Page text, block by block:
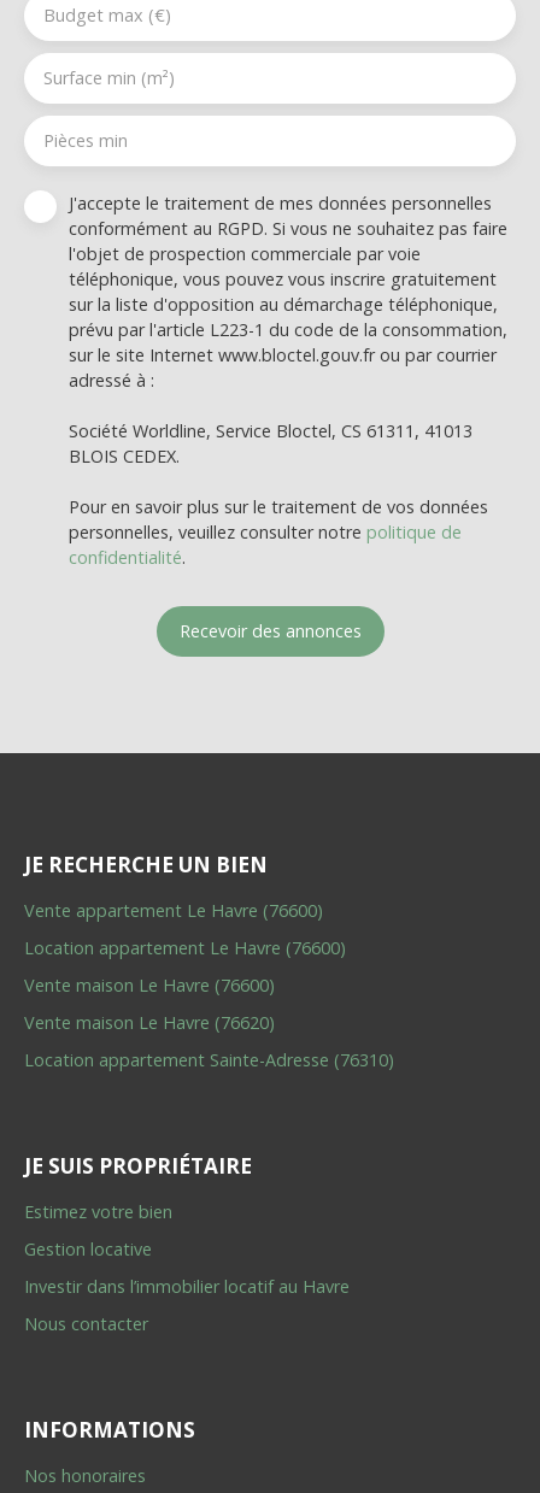
Budget max (€)
Surface min (m²)
Pièces min
J'accepte le traitement de mes données personnelles
conformément au RGPD. Si vous ne souhaitez pas faire
l'objet de prospection commerciale par voie
téléphonique, vous pouvez vous inscrire gratuitement
sur la liste d'opposition au démarchage téléphonique,
prévu par l'article L223-1 du code de la consommation,
sur le site Internet www.bloctel.gouv.fr ou par courrier
adressé à :
Société Worldline, Service Bloctel, CS 61311, 41013
BLOIS CEDEX.
Pour en savoir plus sur le traitement de vos données
personnelles, veuillez consulter notre politique de
confidentialité.
Recevoir des annonces
JE RECHERCHE UN BIEN
Vente appartement Le Havre (76600)
Location appartement Le Havre (76600)
Vente maison Le Havre (76600)
Vente maison Le Havre (76620)
Location appartement Sainte-Adresse (76310)
JE SUIS PROPRIÉTAIRE
Estimez votre bien
Gestion locative
Investir dans l’immobilier locatif au Havre
Nous contacter
INFORMATIONS
Nos honoraires